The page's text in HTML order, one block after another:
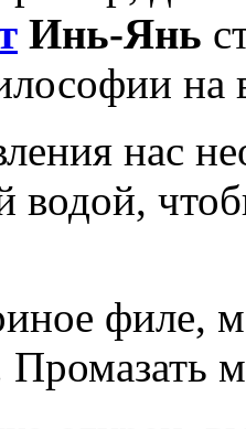
Инь-Янь
на
нас
водой,
филе,